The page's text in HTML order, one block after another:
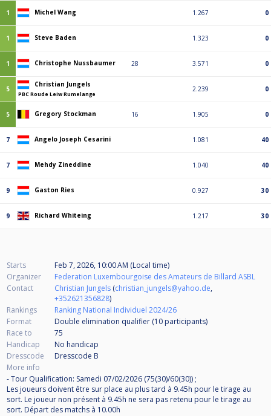
1 Michel Wang 1.267 0
1 Steve Baden 1.323 0
1 Christophe Nussbaumer 28 3.571 0
5
Christian Jungels
PBC Roude Leiw Rumelange
2.239 0
5 Gregory Stockman 16 1.905 0
7 Angelo Joseph Cesarini 1.081 40
7 Mehdy Zineddine 1.040 40
9 Gaston Ries 0.927 30
9 Richard Whiteing 1.217 30
Starts
Feb 7, 2026, 10:00 AM (Local time)
Organizer
Federation Luxembourgoise des Amateurs de Billard ASBL
Contact
Christian Jungels (christian_jungels@yahoo.de,
+352621356828)
Rankings
Ranking National Individuel 2024/26
Format
Double elimination qualifier (10 participants)
Race to
75
Handicap
No handicap
Dresscode
Dresscode B
More info
- Tour Qualification: Samedi 07/02/2026 (75(30)/60(30)) ;
Les joueurs doivent être sur place au plus tard à 9.45h pour le tirage au
sort. Le joueur non présent à 9.45h ne sera pas retenu pour le tirage au
sort. Départ des matchs à 10.00h